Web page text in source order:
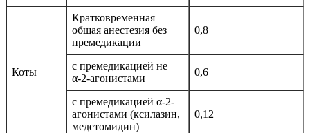
Коты
Кратковременная
общая анестезия без
премедикации
0,8
с премедикацией не
α-2-агонистами
0,6
с премедикацией α-2-
агонистами (ксилазин,
медетомидин)
0,12